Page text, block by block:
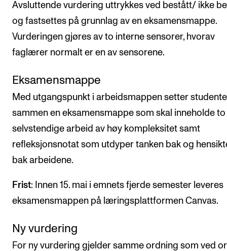
Avsluttende vurdering uttrykkes ved bestått/ ikke
og fastsettes på grunnlag av en eksamensmappe.
Vurderingen gjøres av to interne sensorer, hvorav
faglærer normalt er en av sensorene.
Eksamensmappe
Med utgangspunkt i arbeidsmappen setter
sammen en eksamensmappe som skal inneholde to
selvstendige arbeid av høy kompleksitet samt
refleksjonsnotat som utdyper tanken bak og
bak arbeidene.
Frist: Innen 15. mai i emnets fjerde semester leveres
eksamensmappen på læringsplattformen Canvas.
Ny vurdering
For ny vurdering gjelder samme ordning som ved